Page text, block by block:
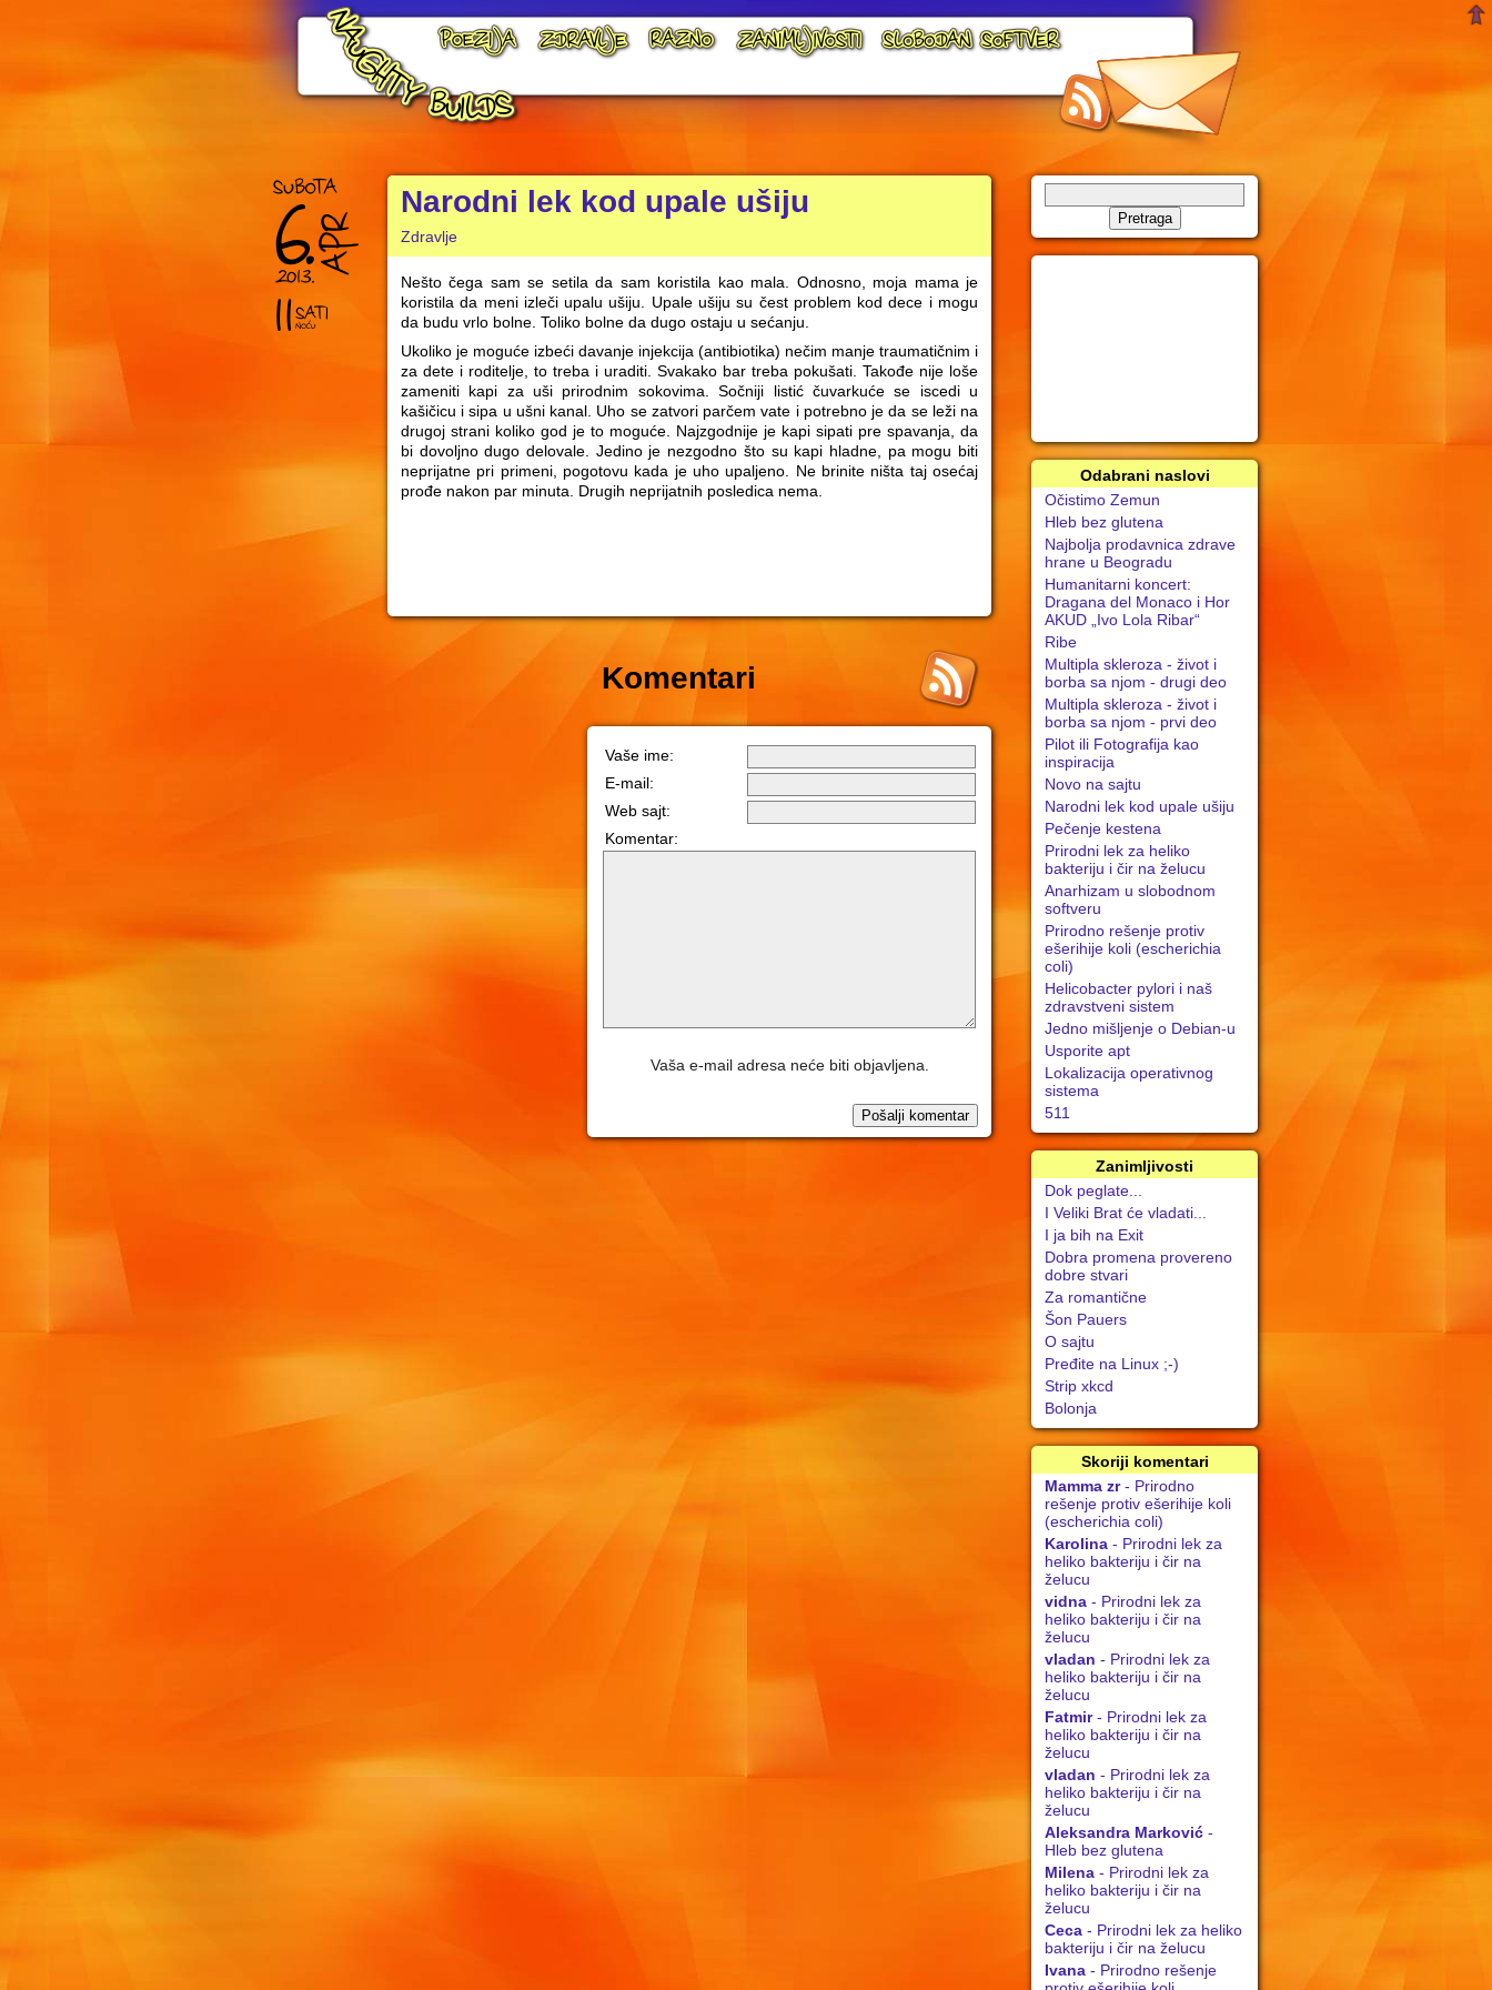
Narodni lek kod upale ušiju
Zdravlje
Nešto čega sam se setila da sam koristila kao mala. Odnosno, moja mama je
koristila da meni izleči upalu ušiju. Upale ušiju su čest problem kod dece i mogu
da budu vrlo bolne. Toliko bolne da dugo ostaju u sećanju.
Ukoliko je moguće izbeći davanje injekcija (antibiotika) nečim manje traumatičnim i
za dete i roditelje, to treba i uraditi. Svakako bar treba pokušati. Takođe nije loše
zameniti kapi za uši prirodnim sokovima. Sočniji listić čuvarkuće se iscedi u
kašičicu i sipa u ušni kanal. Uho se zatvori parčem vate i potrebno je da se leži na
drugoj strani koliko god je to moguće. Najzgodnije je kapi sipati pre spavanja, da
bi dovoljno dugo delovale. Jedino je nezgodno što su kapi hladne, pa mogu biti
neprijatne pri primeni, pogotovu kada je uho upaljeno. Ne brinite ništa taj osećaj
prođe nakon par minuta. Drugih neprijatnih posledica nema.
Komentari
Vaše ime:
E-mail:
Web sajt:
Komentar:
Vaša e-mail adresa neće biti objavljena.
Odabrani naslovi
Očistimo Zemun
Hleb bez glutena
Najbolja prodavnica zdrave
hrane u Beogradu
Humanitarni koncert:
Dragana del Monaco i Hor
AKUD „Ivo Lola Ribar“
Ribe
Multipla skleroza - život i
borba sa njom - drugi deo
Multipla skleroza - život i
borba sa njom - prvi deo
Pilot ili Fotografija kao
inspiracija
Novo na sajtu
Narodni lek kod upale ušiju
Pečenje kestena
Prirodni lek za heliko
bakteriju i čir na želucu
Anarhizam u slobodnom
softveru
Prirodno rešenje protiv
ešerihije koli (escherichia
coli)
Helicobacter pylori i naš
zdravstveni sistem
Jedno mišljenje o Debian-u
Usporite apt
Lokalizacija operativnog
sistema
511
Zanimljivosti
Dok peglate...
I Veliki Brat će vladati...
I ja bih na Exit
Dobra promena provereno
dobre stvari
Za romantične
Šon Pauers
O sajtu
Pređite na Linux ;-)
Strip xkcd
Bolonja
Skoriji komentari
Mamma zr- Prirodno
rešenje protiv ešerihije koli
(escherichia coli)
Karolina - Prirodni lek za
heliko bakteriju i čir na
želucu
vidna - Prirodni lek za
heliko bakteriju i čir na
želucu
vladan - Prirodni lek za
heliko bakteriju i čir na
želucu
Fatmir- Prirodni lek za
heliko bakteriju i čir na
želucu
vladan - Prirodni lek za
heliko bakteriju i čir na
želucu
Aleksandra Marković -
Hleb bez glutena
Milena - Prirodni lek za
heliko bakteriju i čir na
želucu
Ceca - Prirodni lek za heliko
bakteriju i čir na želucu
Ivana - Prirodno rešenje